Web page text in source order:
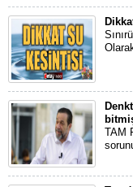
TAM